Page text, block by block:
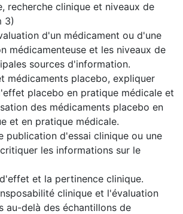
recherche clinique et niveaux de
3)
d'un médicament ou d'une
médicamenteuse et les niveaux de
sources d'information.
médicaments placebo, expliquer
placebo en pratique médicale et
des médicaments placebo en
et en pratique médicale.
publication d'essai clinique ou une
les informations sur le
et la pertinence clinique.
clinique et l'évaluation
au-delà des échantillons de